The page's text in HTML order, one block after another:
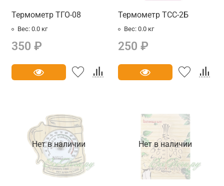
Термометр ТГО-08
Вес: 0.0 кг
350 ₽
Термометр ТСС-2Б
Вес: 0.0 кг
250 ₽
Нет в наличии Нет в наличии